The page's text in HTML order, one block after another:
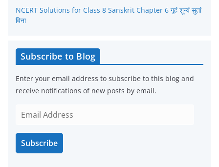
NCERT Solutions for Class 8 Sanskrit Chapter 6 गृहं शून्यं सुतां
विना
Subscribe to Blog
Enter your email address to subscribe to this blog and
receive notifications of new posts by email.
a
Subscribe